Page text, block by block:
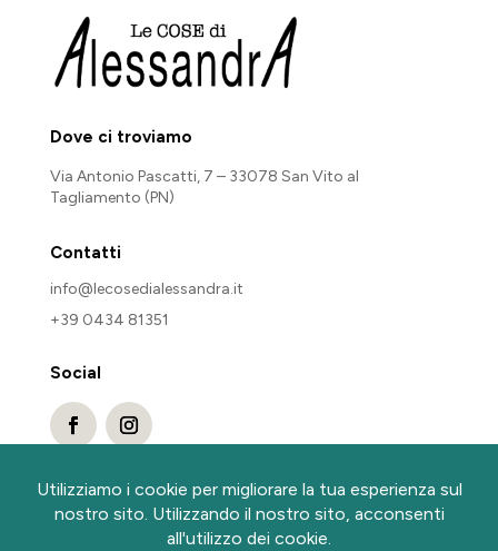
Dove ci troviamo
Via Antonio Pascatti, 7 – 33078 San Vito al
Tagliamento (PN)
Contatti
info@lecosedialessandra.it
+39 0434 81351
Social